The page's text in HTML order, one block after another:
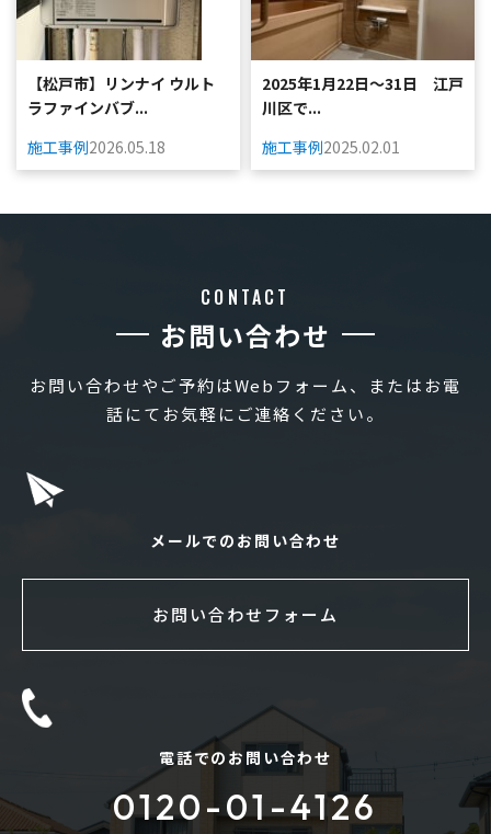
【松戸市】リンナイ ウルト
ラファインバブ...
施工事例2026.05.18
2025年1月22日～31日 江戸
川区で...
施工事例2025.02.01
CONTACT
お問い合わせ
お問い合わせやご予約はWebフォーム、またはお電
話にてお気軽にご連絡ください。
メールでのお問い合わせ
お問い合わせフォーム
電話でのお問い合わせ
0120-01-4126